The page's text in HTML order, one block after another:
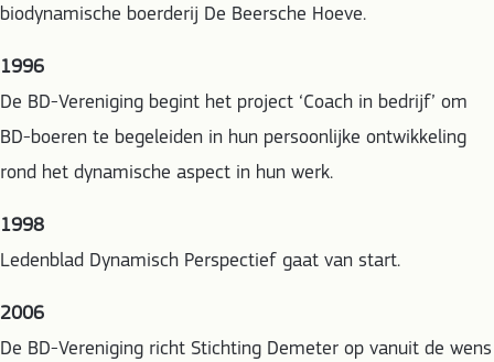
biodynamische boerderij De Beersche Hoeve.
1996
De BD-Vereniging begint het project ‘Coach in bedrijf’ om
BD-boeren te begeleiden in hun persoonlijke ontwikkeling
rond het dynamische aspect in hun werk.
1998
Ledenblad Dynamisch Perspectief gaat van start.
2006
De BD-Vereniging richt Stichting Demeter op vanuit de wens